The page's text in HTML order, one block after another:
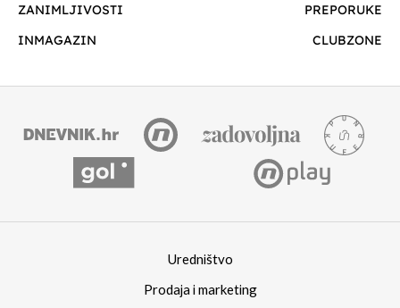
ZANIMLJIVOSTI
PREPORUKE
INMAGAZIN
CLUBZONE
Uredništvo
Prodaja i marketing